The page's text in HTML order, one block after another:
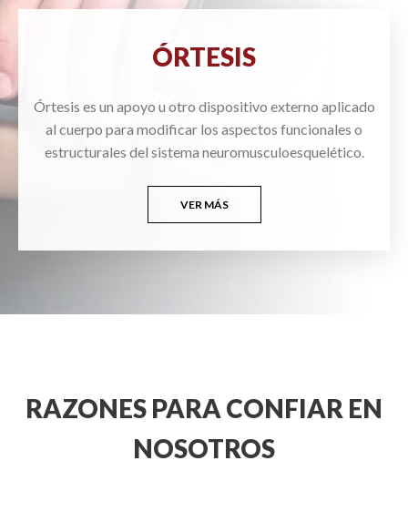
ÓRTESIS
Órtesis es un apoyo u otro dispositivo externo aplicado
al cuerpo para modificar los aspectos funcionales o
estructurales del sistema neuromusculoesquelético.
VER MÁS
RAZONES PARA CONFIAR EN
NOSOTROS